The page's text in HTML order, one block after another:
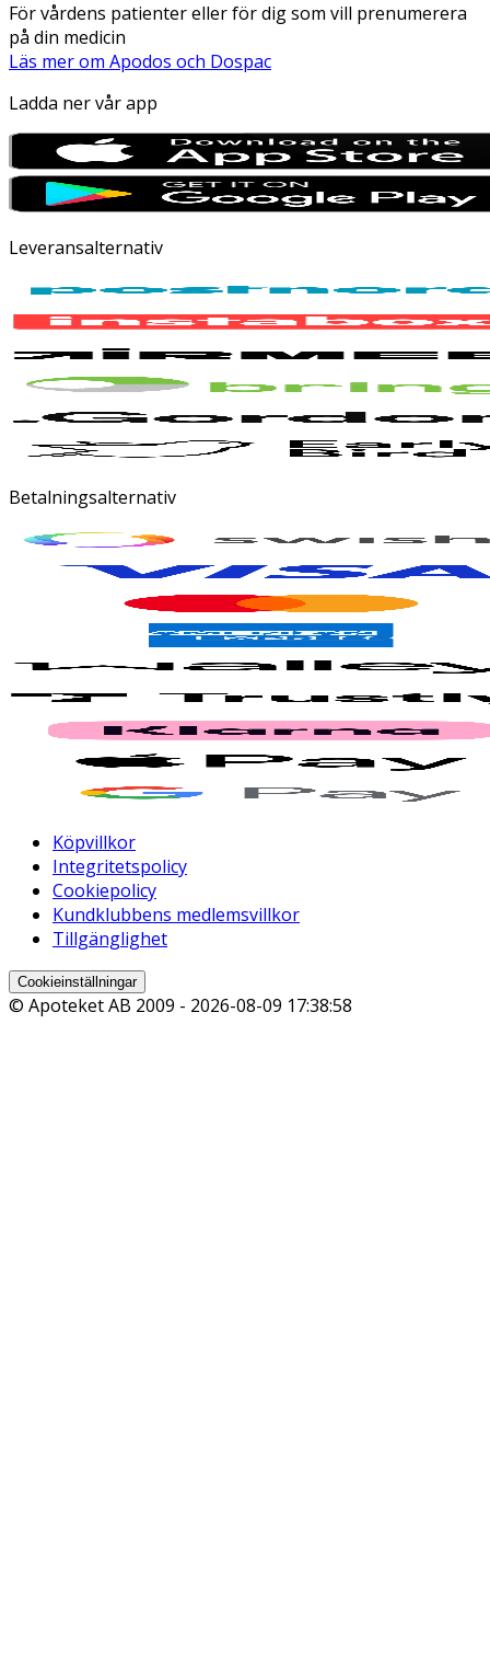
För vårdens patienter eller för dig som vill prenumerera
på din medicin
Läs mer om Apodos och Dospac
Ladda ner vår app
Leveransalternativ
Betalningsalternativ
Köpvillkor
Integritetspolicy
Cookiepolicy
Kundklubbens medlemsvillkor
Tillgänglighet
Cookieinställningar
© Apoteket AB 2009 - 2026-08-09 17:38:58